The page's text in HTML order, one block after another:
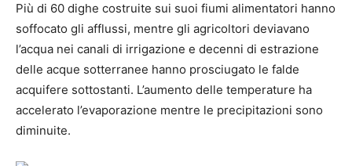
Più di 60 dighe costruite sui suoi fiumi alimentatori hanno
soffocato gli afflussi, mentre gli agricoltori deviavano
l’acqua nei canali di irrigazione e decenni di estrazione
delle acque sotterranee hanno prosciugato le falde
acquifere sottostanti. L’aumento delle temperature ha
accelerato l’evaporazione mentre le precipitazioni sono
diminuite.